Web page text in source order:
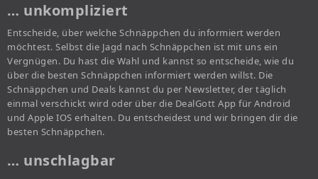
… unkompliziert
Entscheide, über welche Schnäppchen du informiert werden
möchtest. Selbst die Jagd nach Schnäppchen ist mit uns ein
Vergnügen. Du hast die Wahl und kannst so entscheide, wie du
über die besten Schnäppchen informiert werden willst. Die
Schnäppchen und Deals kannst du per Newsletter, der täglich
einmal verschickt wird oder über die DealGott App für Android
und Apple IOS erhalten. Du entscheidest und wir bringen dir die
besten Schnäppchen.
… unschlagbar